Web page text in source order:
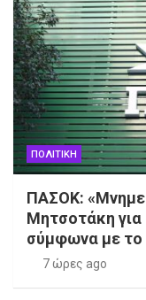
ΠΟΛΙΤΙΚΗ
ΠΑΣΟΚ:
Μητσοτάκη για
σύμφωνα με το
7 ώρες ago